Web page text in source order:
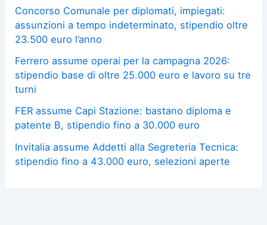
Concorso Comunale per diplomati, impiegati:
assunzioni a tempo indeterminato, stipendio oltre
23.500 euro l’anno
Ferrero assume operai per la campagna 2026:
stipendio base di oltre 25.000 euro e lavoro su tre
turni
FER assume Capi Stazione: bastano diploma e
patente B, stipendio fino a 30.000 euro
Invitalia assume Addetti alla Segreteria Tecnica:
stipendio fino a 43.000 euro, selezioni aperte